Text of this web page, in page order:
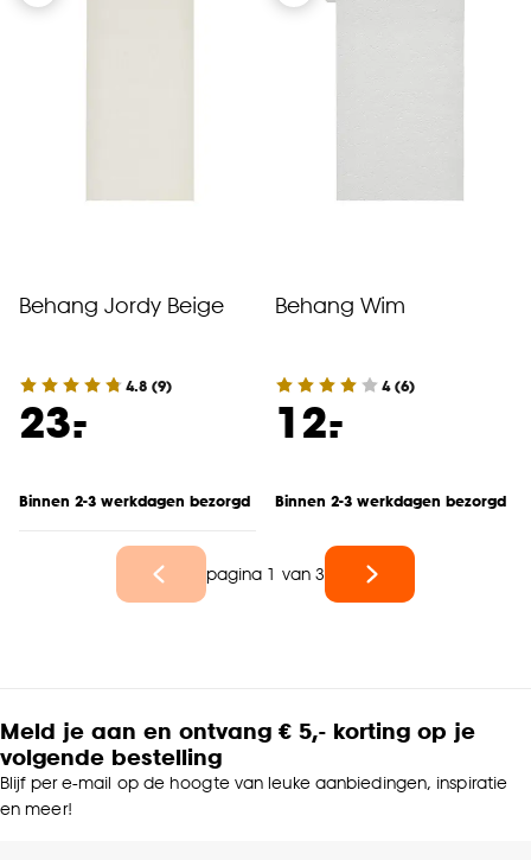
Behang Jordy Beige
4.8 (9)
23.
-
Binnen 2-3 werkdagen bezorgd
Behang Wim
4(6)
12.
-
Binnen 2-3 werkdagen bezorgd
pagina 1 van 3
Meld je aan en ontvang € 5,- korting op je
volgende bestelling
Blijf per e-mail op de hoogte van leuke aanbiedingen, inspiratie
en meer!